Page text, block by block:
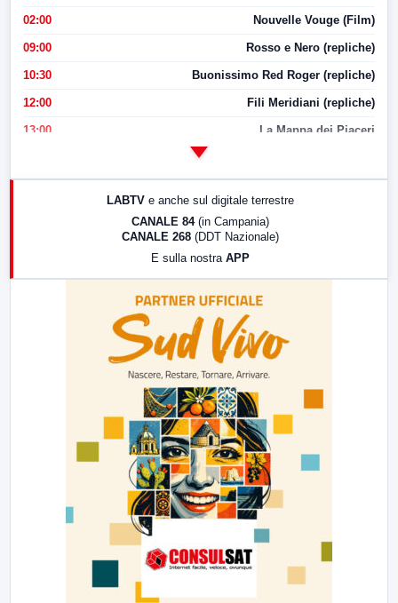
02:00 Nouvelle Vouge (Film)
09:00 Rosso e Nero (repliche)
10:30 Buonissimo Red Roger (repliche)
12:00 Fili Meridiani (repliche)
13:00 La Mappa dei Piaceri
LABTV e anche sul digitale terrestre
CANALE 84 (in Campania)
CANALE 268 (DDT Nazionale)
E sulla nostra APP